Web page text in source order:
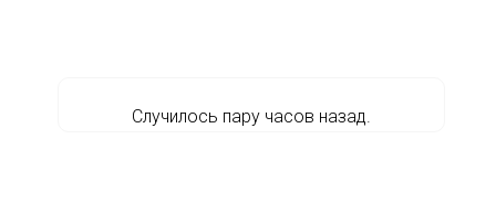
Случилось пару часов назад.